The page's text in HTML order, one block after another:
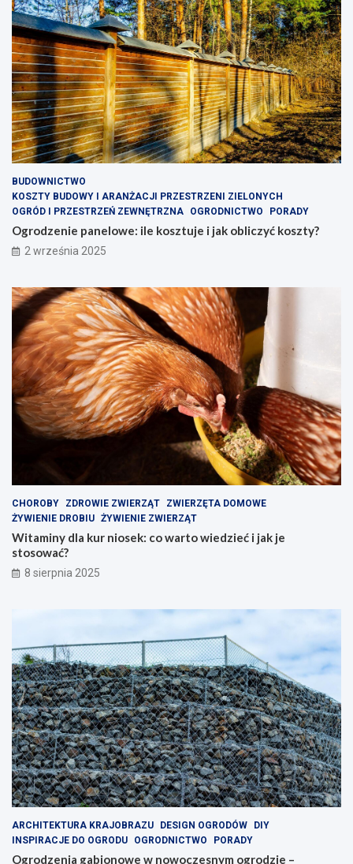
BUDOWNICTWO
KOSZTY BUDOWY I ARANŻACJI PRZESTRZENI ZIELONYCH
OGRÓD I PRZESTRZEŃ ZEWNĘTRZNA
OGRODNICTWO PORADY
Ogrodzenie panelowe: ile kosztuje i jak obliczyć koszty?
2 września 2025
CHOROBY ZDROWIE ZWIERZĄT
ZWIERZĘTA DOMOWE
ŻYWIENIE DROBIU ŻYWIENIE ZWIERZĄT
Witaminy dla kur niosek: co warto wiedzieć i jak je
stosować?
8 sierpnia 2025
ARCHITEKTURA KRAJOBRAZU DESIGN OGRODÓW
DIY
INSPIRACJE DO OGRODU
OGRODNICTWO PORADY
Ogrodzenia gabionowe w nowoczesnym ogrodzie –